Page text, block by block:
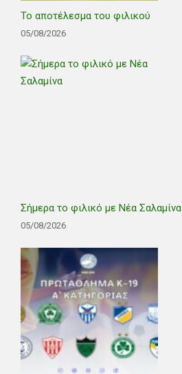
Το αποτέλεσμα του φιλικού
05/08/2026
Σήμερα το φιλικό με Νέα Σαλαμίνα
05/08/2026